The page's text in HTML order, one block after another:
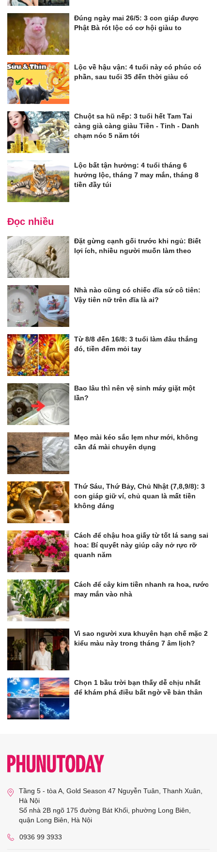
Đúng ngày mai 26/5: 3 con giáp được
Phật Bà rót lộc có cơ hội giàu to
Lộc về hậu vận: 4 tuổi này có phúc có
phần, sau tuổi 35 đến thời giàu có
Chuột sa hũ nếp: 3 tuổi hết Tam Tai
càng già càng giàu Tiền - Tinh - Danh
chạm nóc 5 năm tới
Lộc bất tận hưởng: 4 tuổi tháng 6
hưởng lộc, tháng 7 may mắn, tháng 8
tiền đầy túi
Đọc nhiều
Đặt gừng cạnh gối trước khi ngủ: Biết
lợi ích, nhiều người muốn làm theo
Nhà nào cũng có chiếc đĩa sứ cô tiên:
Vậy tiên nữ trên đĩa là ai?
Từ 8/8 đến 16/8: 3 tuổi làm đâu thắng
đó, tiền đếm mỏi tay
Bao lâu thì nên vệ sinh máy giặt một
lần?
Mẹo mài kéo sắc lẹm như mới, không
cần đá mài chuyên dụng
Thứ Sáu, Thứ Bảy, Chủ Nhật (7,8,9/8): 3
con giáp giữ ví, chủ quan là mất tiền
không đáng
Cách để chậu hoa giấy từ tốt lá sang sai
hoa: Bí quyết này giúp cây nở rực rỡ
quanh năm
Cách để cây kim tiền nhanh ra hoa, rước
may mắn vào nhà
Vì sao người xưa khuyên hạn chế mặc 2
kiểu màu này trong tháng 7 âm lịch?
Chọn 1 bầu trời bạn thấy dễ chịu nhất
để khám phá điều bất ngờ về bản thân
Tầng 5 - tòa A, Gold Season 47 Nguyễn Tuân, Thanh Xuân,
Hà Nội
Số nhà 2B ngõ 175 đường Bát Khối, phường Long Biên,
quận Long Biên, Hà Nội
0936 99 3933